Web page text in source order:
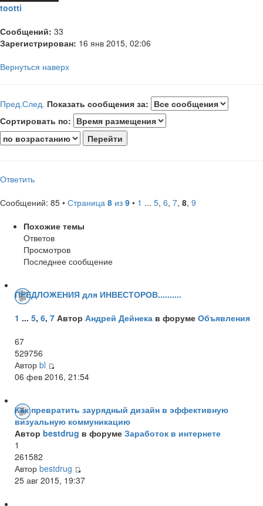
tootti
Сообщений: 33
Зарегистрирован: 16 янв 2015, 02:06
Вернуться наверх
Пред.След. Показать сообщения за:
Сортировать по:
Ответить
Сообщений: 85 • Страница 8 из 9 • 1 ... 5, 6, 7, 8, 9
Похожие темы
Ответов
Просмотров
Последнее сообщение
ПРЕДЛОЖЕНИЯ для ИНВЕСТОРОВ..........
1 ... 5, 6, 7 Автор Андрей Дейнека в форуме Объявления
67
529756
Автор bl
06 фев 2016, 21:54
Как превратить заурядный дизайн в эффективную
визуальную коммуникацию
Автор bestdrug в форуме Заработок в интернете
1
261582
Автор bestdrug
25 авг 2015, 19:37